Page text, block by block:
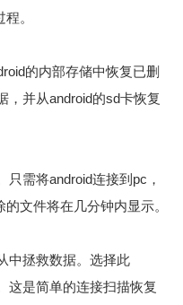
。
的内部存储中恢复已删
，并从android的sd卡恢复
需将android连接到pc，
文件将在几分钟内显示。
中拯救数据。选择此
这是简单的连接扫描恢复